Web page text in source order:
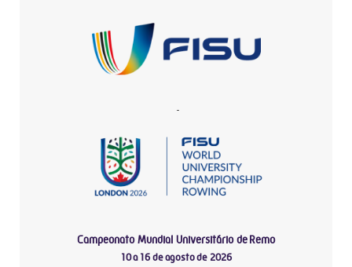
-
Campeonato Mundial Universitário de Remo
10 a 16 de agosto de 2026